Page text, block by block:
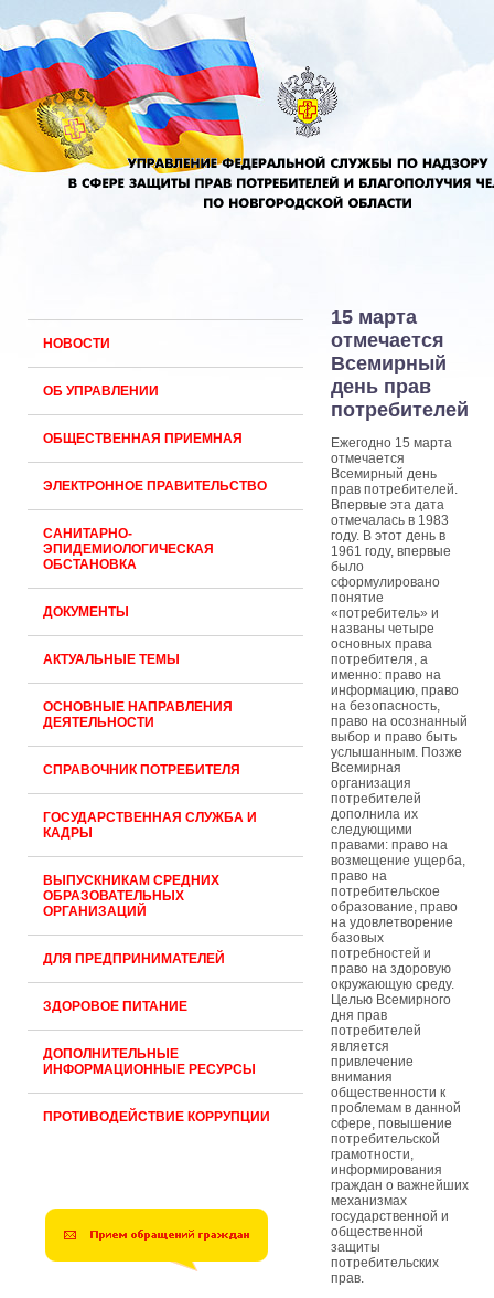
НОВОСТИ
ОБ УПРАВЛЕНИИ
ОБЩЕСТВЕННАЯ ПРИЕМНАЯ
ЭЛЕКТРОННОЕ ПРАВИТЕЛЬСТВО
САНИТАРНО-
ЭПИДЕМИОЛОГИЧЕСКАЯ
ОБСТАНОВКА
ДОКУМЕНТЫ
АКТУАЛЬНЫЕ ТЕМЫ
ОСНОВНЫЕ НАПРАВЛЕНИЯ
ДЕЯТЕЛЬНОСТИ
СПРАВОЧНИК ПОТРЕБИТЕЛЯ
ГОСУДАРСТВЕННАЯ СЛУЖБА И
КАДРЫ
ВЫПУСКНИКАМ СРЕДНИХ
ОБРАЗОВАТЕЛЬНЫХ
ОРГАНИЗАЦИЙ
ДЛЯ ПРЕДПРИНИМАТЕЛЕЙ
ЗДОРОВОЕ ПИТАНИЕ
ДОПОЛНИТЕЛЬНЫЕ
ИНФОРМАЦИОННЫЕ РЕСУРСЫ
ПРОТИВОДЕЙСТВИЕ КОРРУПЦИИ
15 марта
отмечается
Всемирный
день прав
потребителей
Ежегодно 15 марта
отмечается
Всемирный день
прав потребителей.
Впервые эта дата
отмечалась в 1983
году. В этот день в
1961 году, впервые
было
сформулировано
понятие
«потребитель» и
названы четыре
основных права
потребителя, а
именно: право на
информацию, право
на безопасность,
право на осознанный
выбор и право быть
услышанным. Позже
Всемирная
организация
потребителей
дополнила их
следующими
правами: право на
возмещение ущерба,
право на
потребительское
образование, право
на удовлетворение
базовых
потребностей и
право на здоровую
окружающую среду.
Целью Всемирного
дня прав
потребителей
является
привлечение
внимания
общественности к
проблемам в данной
сфере, повышение
потребительской
грамотности,
информирования
граждан о важнейших
механизмах
государственной и
общественной
защиты
потребительских
прав.